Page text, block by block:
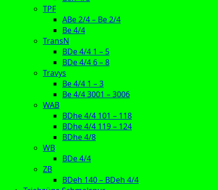
TPF
ABe 2/4 – Be 2/4
Be 4/4
TransN
BDe 4/4 1 – 5
BDe 4/4 6 – 8
Travys
Be 4/4 1 – 3
Be 4/4 3001 – 3006
WAB
BDhe 4/4 101 – 118
BDhe 4/4 119 – 124
BDhe 4/8
WB
BDe 4/4
ZB
BDeh 140 – BDeh 4/4